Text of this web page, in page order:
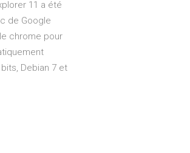
11 a été
de Google
chrome pour
Debian 7 et